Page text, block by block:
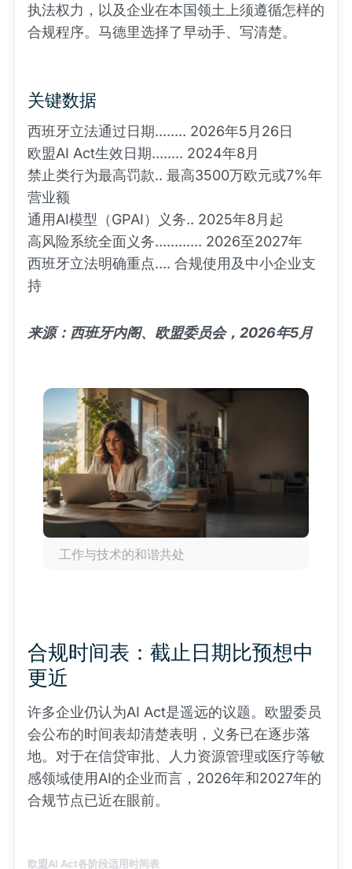
执法权力，以及企业在本国领土上须遵循怎样的
合规程序。马德里选择了早动手、写清楚。
关键数据
西班牙立法通过日期........ 2026年5月26日
欧盟AI Act生效日期........ 2024年8月
禁止类行为最高罚款.. 最高3500万欧元或7%年
营业额
通用AI模型（GPAI）义务.. 2025年8月起
高风险系统全面义务............ 2026至2027年
西班牙立法明确重点.... 合规使用及中小企业支
持
来源：西班牙内阁、欧盟委员会，2026年5月
工作与技术的和谐共处
合规时间表：截止日期比预想中
更近
许多企业仍认为AI Act是遥远的议题。欧盟委员
会公布的时间表却清楚表明，义务已在逐步落
地。对于在信贷审批、人力资源管理或医疗等敏
感领域使用AI的企业而言，2026年和2027年的
合规节点已近在眼前。
欧盟AI Act各阶段适用时间表